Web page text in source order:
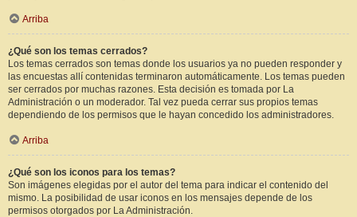
Arriba
¿Qué son los temas cerrados?
Los temas cerrados son temas donde los usuarios ya no pueden responder y
las encuestas allí contenidas terminaron automáticamente. Los temas pueden
ser cerrados por muchas razones. Esta decisión es tomada por La
Administración o un moderador. Tal vez pueda cerrar sus propios temas
dependiendo de los permisos que le hayan concedido los administradores.
Arriba
¿Qué son los iconos para los temas?
Son imágenes elegidas por el autor del tema para indicar el contenido del
mismo. La posibilidad de usar iconos en los mensajes depende de los
permisos otorgados por La Administración.